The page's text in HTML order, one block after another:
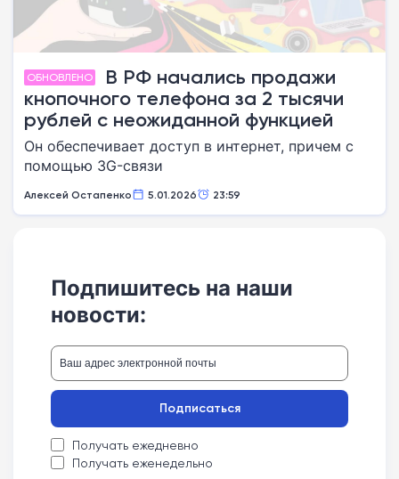
ОБНОВЛЕНО
В РФ начались продажи
кнопочного телефона за 2 тысячи
рублей с неожиданной функцией
Он обеспечивает доступ в интернет, причем с
помощью 3G-связи
Алексей Остапенко 5.01.2026 23:59
Подпишитесь на наши
новости:
Получать ежедневно
Получать еженедельно
Подписаться